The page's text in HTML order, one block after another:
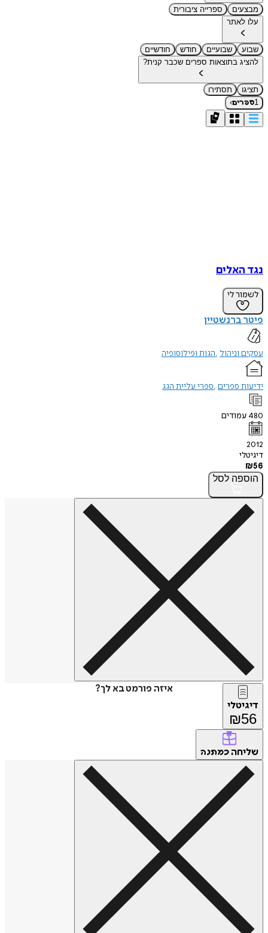
מבצעים
ספרייה ציבורית
עלו לאתר
שבוע שבועיים חודש
חודשיים
להציג בתוצאות ספרים שכבר קנית?
תציגו
תסתירו
1ספרים›
נגד האלים
לשמור לי
פיטר ברנשטיין
עסקים וניהול הגות ופילוסופיה
ידיעות ספרים ספרי עליית הגג
480 עמודים
2012
דיגיטלי
₪56
הוספה לסל
איזה פורמט בא לך?
דיגיטלי
₪56
שליחה כמתנה